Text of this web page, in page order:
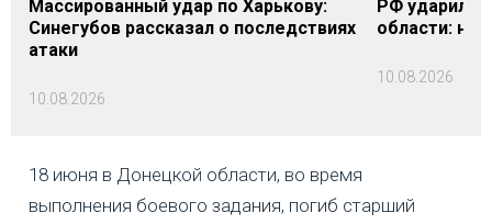
Массированный удар по Харькову:
Синегубов рассказал о последствиях
атаки
10.08.2026
РФ ударила
области: на
10.08.2026
18 июня в Донецкой области, во время
выполнения боевого задания, погиб старший